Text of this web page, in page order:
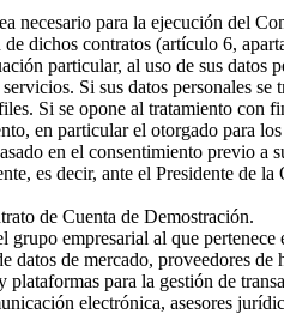
necesario para la ejecución del
dichos contratos (artículo 6,
particular, al uso de sus datos
Si sus datos personales se
Si se opone al tratamiento con
en particular el otorgado para
en el consentimiento previo a
es decir, ante el Presidente de
de Cuenta de Demostración.
grupo empresarial al que pertenece
datos de mercado, proveedores de
para la gestión de
electrónica, asesores